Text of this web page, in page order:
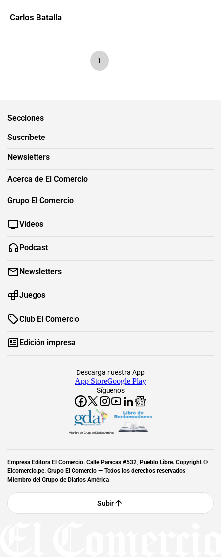
Carlos Batalla
1
Secciones
Suscríbete
Newsletters
Acerca de El Comercio
Grupo El Comercio
Videos
Podcast
Newsletters
Juegos
Club El Comercio
Edición impresa
Síguenos
Descarga nuestra App
App StoreGoogle Play
Miembro del Grupo de Diarios América
Empresa Editora El Comercio. Calle Paracas #532, Pueblo Libre. Copyright ©
Elcomercio.pe. Grupo El Comercio — Todos los derechos reservados
Miembro del Grupo de Diarios América
Subir